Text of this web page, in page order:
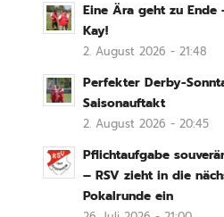
Eine Ära geht zu Ende
Kay!
2. August 2026 - 21:48
Perfekter Derby-
Saisonauftakt
2. August 2026 - 20:45
Pflichtaufgabe
– RSV zieht in die
Pokalrunde ein